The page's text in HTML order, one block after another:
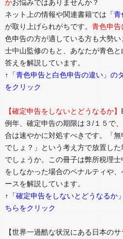
かお悩みではありませんか？
ネット上の情報や関連書籍では 「
が取り上げられがちです。 青色申告
色申告の方が適している方も大勢
士中山監修のもと、あなたが青色
答えを解説しています。
↑「青色申告と白色申告の違い」の
をクリック
【確定申告をしないとどうなるか】
例年、確定申告の期限は３/１５で
合は速やかに対処すべきです。「
でしょ？」という考え方で放置し
でしょうか。この冊子は弊所税理
をしなかった場合のペナルティや
ースを解説しています。
↑「確定申告をしないとどうなるか
ちらをクリック
【世界一過酷な状況にある日本の